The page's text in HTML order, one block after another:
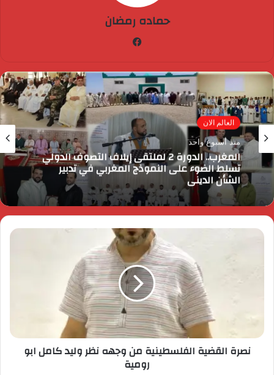
حماده رمضان
العالم الان
منذ أسبوع واحد
المغرب.. الدورة 2 لملتقى إيلاف التصوف الدولي
تسلط الضوء على النموذج المغربي في تدبير
الشأن الديني
نصرة القضية الفلسطينية من وجهه نظر وليد كامل ابو
رومية